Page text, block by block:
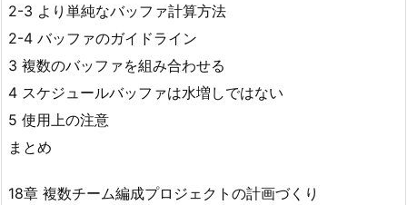
2-3 より単純なバッファ計算方法
2-4 バッファのガイドライン
3 複数のバッファを組み合わせる
4 スケジュールバッファは水増しではない
5 使用上の注意
まとめ
18章 複数チーム編成プロジェクトの計画づくり